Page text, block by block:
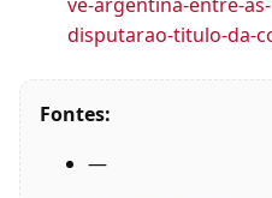
disputarao-titulo-da-
Fontes:
—